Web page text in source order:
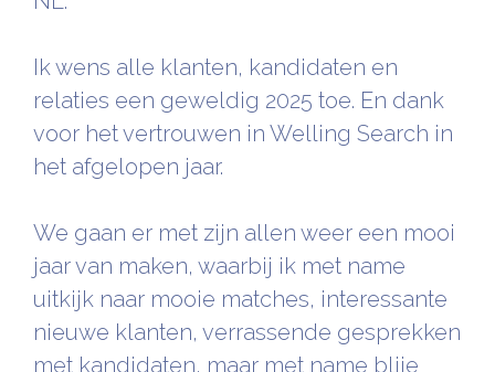
Ik wens alle klanten, kandidaten en
relaties een geweldig 2025 toe. En dank
voor het vertrouwen in Welling Search in
het afgelopen jaar.
We gaan er met zijn allen weer een mooi
jaar van maken, waarbij ik met name
uitkijk naar mooie matches, interessante
nieuwe klanten, verrassende gesprekken
met kandidaten, maar met name blije